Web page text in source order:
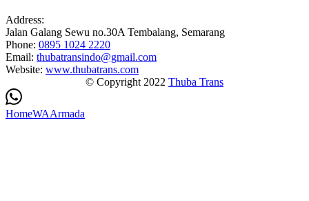
Address:
Jalan Galang Sewu no.30A Tembalang, Semarang
Phone: 0895 1024 2220
Email: thubatransindo@gmail.com
Website: www.thubatrans.com
© Copyright 2022 Thuba Trans
HomeWAArmada